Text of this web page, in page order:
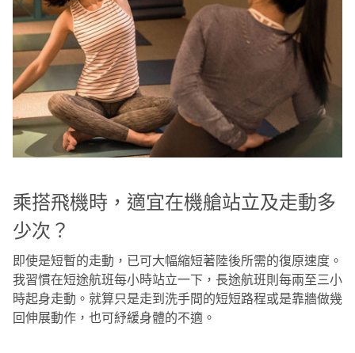
乘搭飛機時，適宜在機艙站立及走動多
少次？
即使是短暫的走動，已可大幅縮短著陸後所需的復原速度。
我習慣在短途航班每小時站立一下，長途航班則每兩至三小
時起身走動。就算只是走到洗手間的短短路程或是靠牆做幾
回伸展動作，也可紓緩身體的不適。